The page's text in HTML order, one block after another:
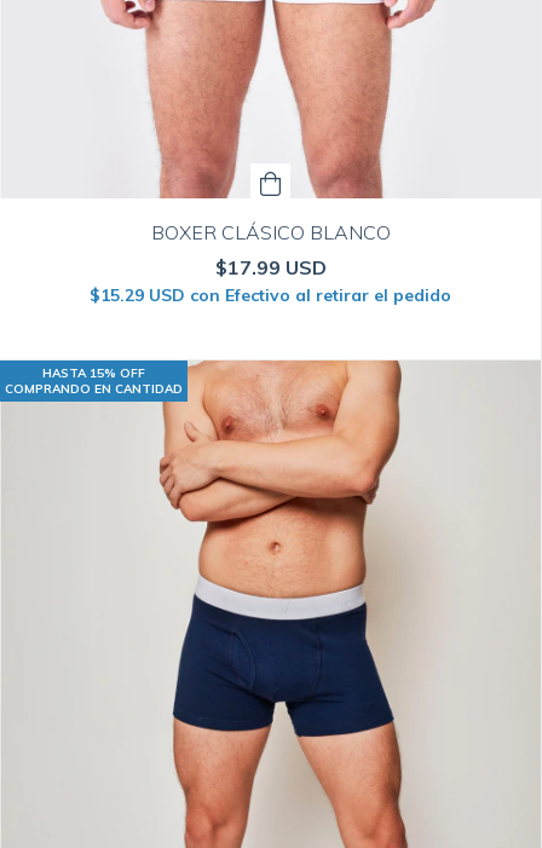
BOXER CLÁSICO BLANCO
$17.99 USD
$15.29 USD con Efectivo al retirar el pedido
HASTA 15% OFF
COMPRANDO EN CANTIDAD